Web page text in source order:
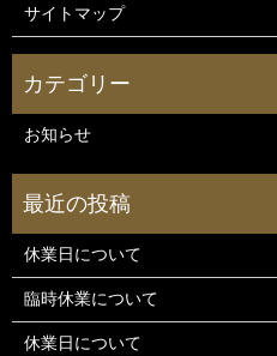
サイトマップ
お知らせ
休業日について
臨時休業について
休業日について